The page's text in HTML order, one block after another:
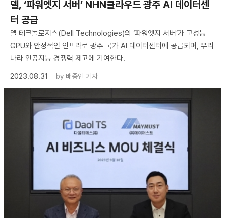
델, ‘파워엣지 서버’ NHN클라우드 광주 AI 데이터센
터 공급
델 테크놀로지스(Dell Technologies)의 ‘파워엣지 서버’가 고성능
GPU와 안정적인 인프라로 광주 국가 AI 데이터센터에 공급되며, 우리
나라 인공지능 경쟁력 제고에 기여한다.
2023.08.31
by 배종인 기자